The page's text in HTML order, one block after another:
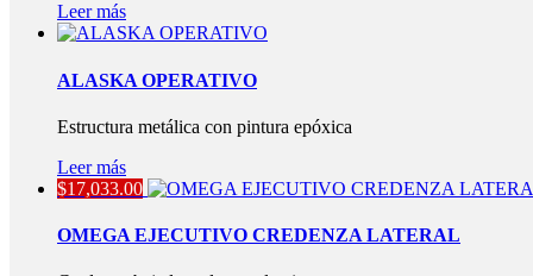
Leer más
ALASKA OPERATIVO
Estructura metálica con pintura epóxica
Leer más
$17,033.00
OMEGA EJECUTIVO CREDENZA LATERAL